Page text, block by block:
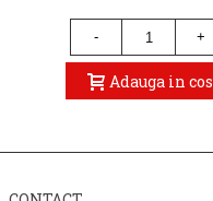
- +
Adauga in cos